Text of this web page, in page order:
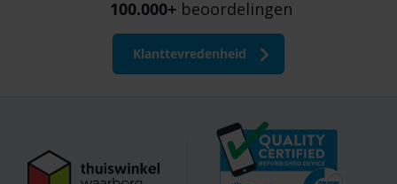
100.000+ beoordelingen
Klanttevredenheid